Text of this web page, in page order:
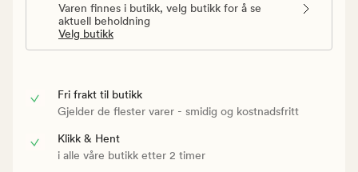
Varen finnes i butikk, velg butikk for å se
aktuell beholdning
Velg butikk
Fri frakt til butikk
Gjelder de flester varer - smidig og kostnadsfritt
Klikk & Hent
i alle våre butikk etter 2 timer